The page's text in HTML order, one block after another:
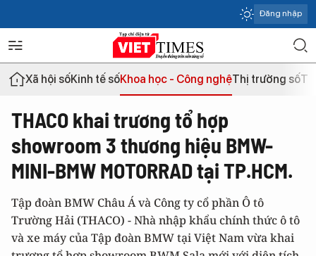
Đăng nhập
Xã hội sốKinh tế sốKhoa học - Công nghệThị trường số
THACO khai trương tổ hợp
showroom 3 thương hiệu BMW-
MINI-BMW MOTORRAD tại TP.HCM.
Tập đoàn BMW Châu Á và Công ty cổ phần Ô tô
Trường Hải (THACO) - Nhà nhập khẩu chính thức ô tô
và xe máy của Tập đoàn BMW tại Việt Nam vừa khai